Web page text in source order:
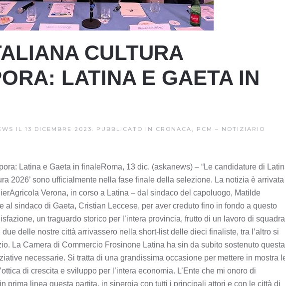
CULTURA
LATINA E GAETA IN
IL 13 DICEMBRE 2023 . PUBBLICATO IN CRONACA, PCM – NOTIZIARIO
Latina e Gaeta in finaleRoma, 13 dic. (askanews) – “Le candidature di
2026’ sono ufficialmente nella fase finale della selezione. La notizia è arrivata
Verona, in corso a Latina – dal sindaco del capoluogo, Matilde
al sindaco di Gaeta, Cristian Leccese, per aver creduto fino in fondo a questo
un traguardo storico per l’intera provincia, frutto di un lavoro di squadra
delle nostre città arrivassero nella short-list delle dieci finaliste, tra l’altro si
La Camera di Commercio Frosinone Latina ha sin da subito sostenuto questa
necessarie. Si tratta di una grandissima occasione per mettere in mostra
di crescita e sviluppo per l’intera economia. L’Ente che mi onoro di
prima linea questa partita, in sinergia con tutti i principali attori e con le città di